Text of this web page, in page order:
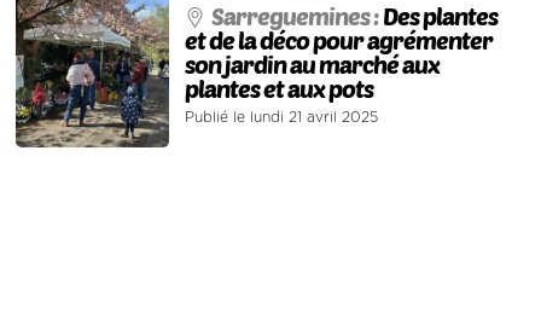
Sarreguemines :Des plantes
et de la déco pour agrémenter
son jardin au marché aux
plantes et aux pots
Publié le lundi 21 avril 2025